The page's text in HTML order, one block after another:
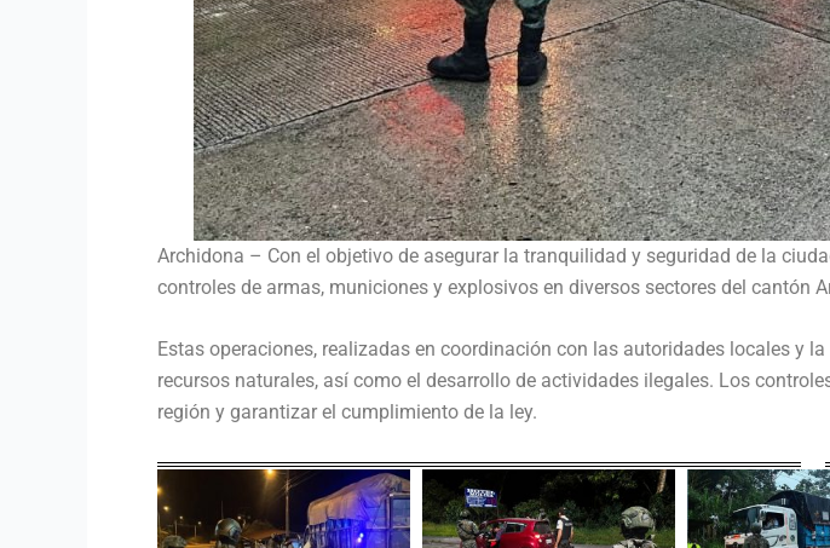
Archidona – Con el objetivo de asegurar la tranquilidad y seguridad de la
controles de armas, municiones y explosivos en diversos sectores del cantón
Estas operaciones, realizadas en coordinación con las autoridades locales y
recursos naturales, así como el desarrollo de actividades ilegales. Los
región y garantizar el cumplimiento de la ley.